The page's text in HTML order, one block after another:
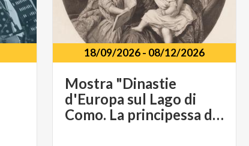
18/09/2026- 08/12/2026
Mostra "Dinastie
d'Europa sul Lago di
Como. La principessa d'Olanda e i duchi di Sachsen - Meiningen a Villa Carlotta"